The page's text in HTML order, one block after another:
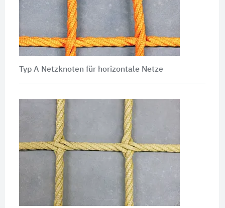
Typ A Netzknoten für horizontale Netze